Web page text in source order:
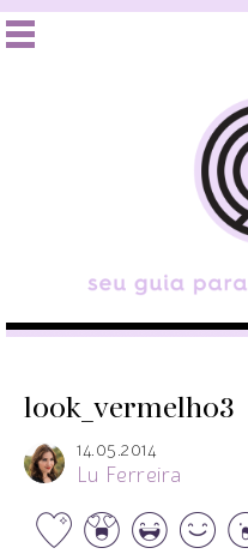
look_vermelho3
14.05.2014
Lu Ferreira